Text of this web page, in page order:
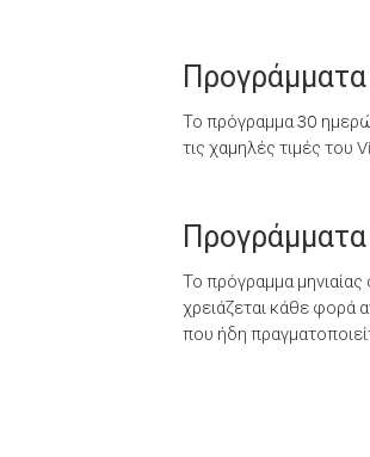
Το πρόγραμμα 30
τις χαμηλές τιμές του
Προγράμματα
Το πρόγραμμα
χρειάζεται κάθε φορά
που ήδη